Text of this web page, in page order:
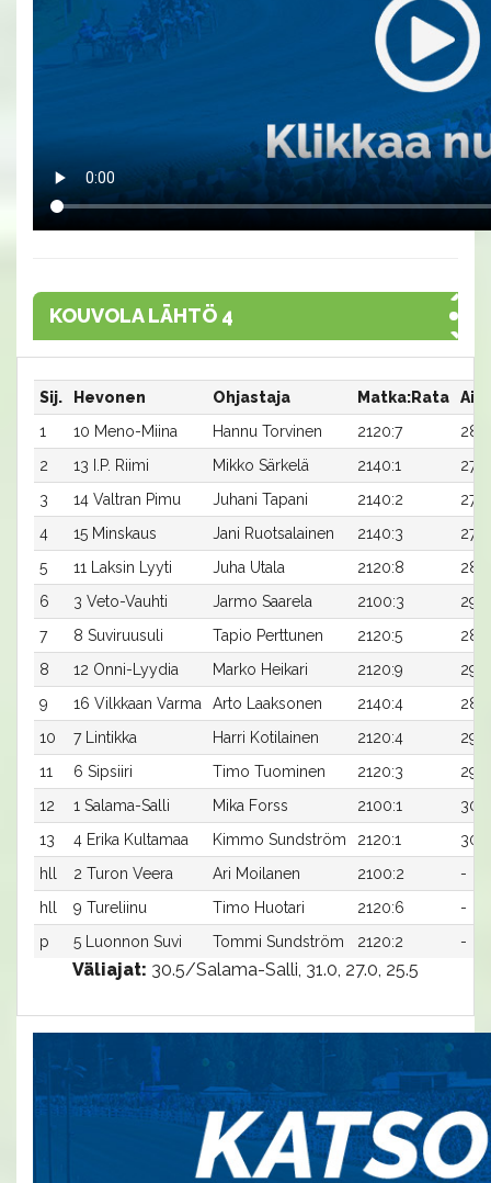
KOUVOLA LÄHTÖ 4
Sij. Hevonen Ohjastaja Matka:Rata
1
10 Meno-Miina Hannu Torvinen 2120:7
28,0
2
13 I.P. Riimi Mikko Särkelä 2140:1
27,4
3
14 Valtran Pimu Juhani Tapani 2140:2
27,5
4
15 Minskaus Jani Ruotsalainen 2140:3
27,6
5
11 Laksin Lyyti Juha Utala 2120:8
28,7
6
3 Veto-Vauhti Jarmo Saarela 2100:3
29,7
7
8 Suviruusuli Tapio Perttunen 2120:5
28,9
8
12 Onni-Lyydia Marko Heikari 2120:9
29,1
9
16 Vilkkaan Varma Arto Laaksonen 2140:4
28,3
10
7 Lintikka Harri Kotilainen 2120:4
29,3
11
6 Sipsiiri Timo Tuominen 2120:3
12
1 Salama-Salli Mika Forss 2100:1
30,8
13
4 Erika Kultamaa Kimmo Sundström 2120:1
hll
2 Turon Veera Ari Moilanen 2100:2
-
hll
9 Tureliinu Timo Huotari 2120:6
-
p
5 Luonnon Suvi Tommi Sundström 2120:2 -
Väliajat: 30.5/Salama-Salli, 31.0, 27.0, 25.5